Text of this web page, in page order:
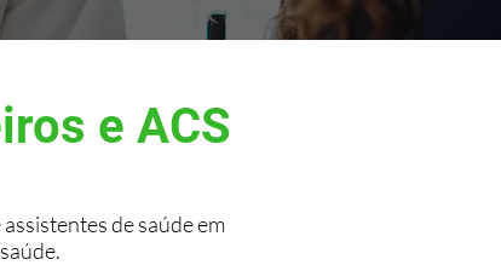
e ACS
de saúde em